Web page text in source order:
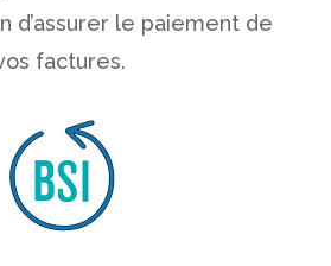
d’assurer le paiement de
factures.